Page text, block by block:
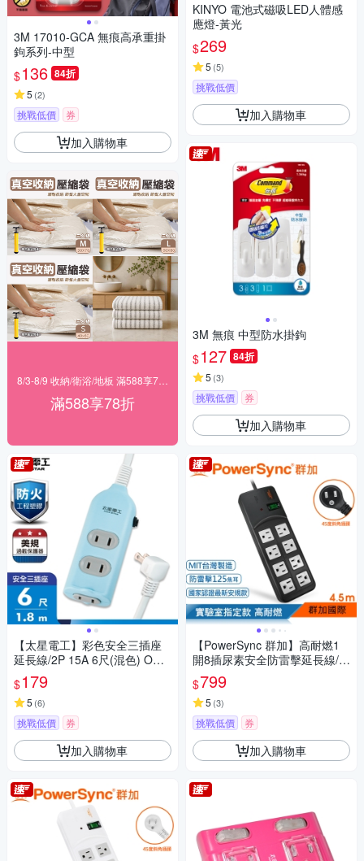
3M 17010-GCA 無痕高承重掛
鉤系列-中型
$136 84折
5 (2)
挑戰低價 券
加入購物車
滿588享78折
【太星電工】彩色安全三插座
延長線/2P 15A 6尺(混色) OCU
30206
$179
5 (6)
挑戰低價 券
加入購物車
KINYO 電池式磁吸LED人體感
應燈-黃光
$269
5 (5)
挑戰低價
加入購物車
3M 無痕 中型防水掛鉤
$127 84折
5 (3)
挑戰低價 券
加入購物車
【PowerSync 群加】高耐燃1
開8插尿素安全防雷擊延長線/黑
色/4.5m(TPS318TN0045)
$799
5 (3)
挑戰低價 券
加入購物車